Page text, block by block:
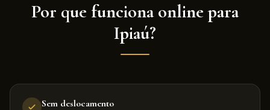
Por que funciona online para
Ipiaú?
Sem deslocamento